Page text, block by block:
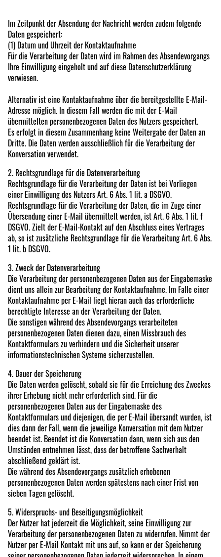
Im Zeitpunkt der Absendung der Nachricht werden zudem folgende
Daten gespeichert:
(1) Datum und Uhrzeit der Kontaktaufnahme
Für die Verarbeitung der Daten wird im Rahmen des Absendevorgangs
Ihre Einwilligung eingeholt und auf diese Datenschutzerklärung
verwiesen.
Alternativ ist eine Kontaktaufnahme über die bereitgestellte E-Mail-
Adresse möglich. In diesem Fall werden die mit der E-Mail
übermittelten personenbezogenen Daten des Nutzers gespeichert.
Es erfolgt in diesem Zusammenhang keine Weitergabe der Daten an
Dritte. Die Daten werden ausschließlich für die Verarbeitung der
Konversation verwendet.
2. Rechtsgrundlage für die Datenverarbeitung
Rechtsgrundlage für die Verarbeitung der Daten ist bei Vorliegen
einer Einwilligung des Nutzers Art. 6 Abs. 1 lit. a DSGVO.
Rechtsgrundlage für die Verarbeitung der Daten, die im Zuge einer
Übersendung einer E-Mail übermittelt werden, ist Art. 6 Abs. 1 lit. f
DSGVO. Zielt der E-Mail-Kontakt auf den Abschluss eines Vertrages
ab, so ist zusätzliche Rechtsgrundlage für die Verarbeitung Art. 6 Abs.
1 lit. b DSGVO.
3. Zweck der Datenverarbeitung
Die Verarbeitung der personenbezogenen Daten aus der Eingabemaske
dient uns allein zur Bearbeitung der Kontaktaufnahme. Im Falle einer
Kontaktaufnahme per E-Mail liegt hieran auch das erforderliche
berechtigte Interesse an der Verarbeitung der Daten.
Die sonstigen während des Absendevorgangs verarbeiteten
personenbezogenen Daten dienen dazu, einen Missbrauch des
Kontaktformulars zu verhindern und die Sicherheit unserer
informationstechnischen Systeme sicherzustellen.
4. Dauer der Speicherung
Die Daten werden gelöscht, sobald sie für die Erreichung des Zweckes
ihrer Erhebung nicht mehr erforderlich sind. Für die
personenbezogenen Daten aus der Eingabemaske des
Kontaktformulars und diejenigen, die per E-Mail übersandt wurden, ist
dies dann der Fall, wenn die jeweilige Konversation mit dem Nutzer
beendet ist. Beendet ist die Konversation dann, wenn sich aus den
Umständen entnehmen lässt, dass der betroffene Sachverhalt
abschließend geklärt ist.
Die während des Absendevorgangs zusätzlich erhobenen
personenbezogenen Daten werden spätestens nach einer Frist von
sieben Tagen gelöscht.
5. Widerspruchs- und Beseitigungsmöglichkeit
Der Nutzer hat jederzeit die Möglichkeit, seine Einwilligung zur
Verarbeitung der personenbezogenen Daten zu widerrufen. Nimmt der
Nutzer per E-Mail Kontakt mit uns auf, so kann er der Speicherung